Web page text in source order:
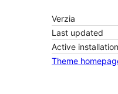
Verzia
Last updated
Active
Theme